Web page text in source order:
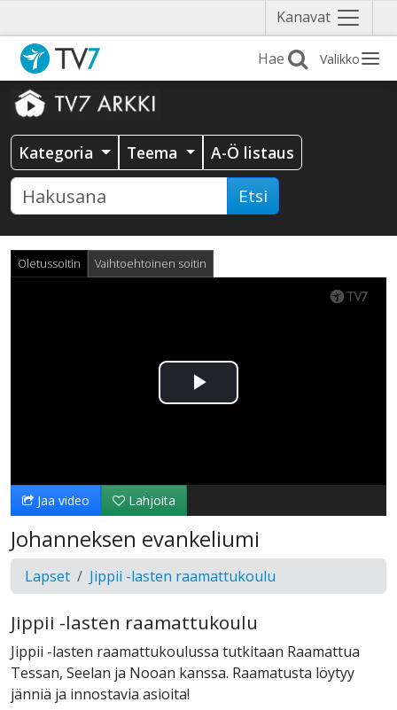
Kanavat Näytä
valikko
Valikko
Kategoria Teema A-Ö listaus
Etsi
Oletussoitin Vaihtoehtoinen soitin
Toista
Jaa video Lahjoita
Johanneksen evankeliumi
Lapset Jippii -lasten raamattukoulu
Jippii -lasten raamattukoulu
Jippii -lasten raamattukoulussa tutkitaan Raamattua
Tessan, Seelan ja Nooan kanssa. Raamatusta löytyy
jänniä ja innostavia asioita!